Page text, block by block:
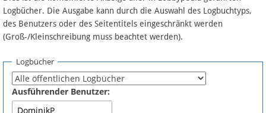
FAQ
Fördermitglied werden
Fehler melden
Logbücher. Die Ausgabe kann durch die Auswahl des Logbuchtyps,
des Benutzers oder des Seitentitels eingeschränkt werden
(Groß-/Kleinschreibung muss beachtet werden).
Logbücher
Ausführender Benutzer: